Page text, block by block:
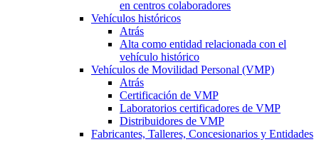
en centros colaboradores
Vehículos históricos
Atrás
Alta como entidad relacionada con el
vehículo histórico
Vehículos de Movilidad Personal (VMP)
Atrás
Certificación de VMP
Laboratorios certificadores de VMP
Distribuidores de VMP
Fabricantes, Talleres, Concesionarios y Entidades